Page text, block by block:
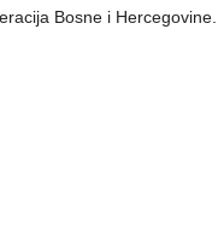
Bosne i Hercegovine.